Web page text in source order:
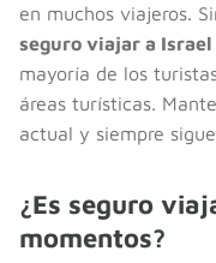
en muchos viajeros.
seguro viajar a Israel
mayoría de los
áreas turísticas.
actual y siempre
¿Es seguro
momentos?